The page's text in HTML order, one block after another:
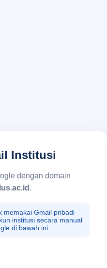
Institusi
dengan domain
.
memakai Gmail pribadi
institusi secara manual
di bawah ini.